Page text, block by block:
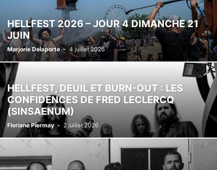
HELLFEST 2026 – JOUR 4 DIMANCHE 21
JUIN
Marjorie Delaporte - 4 juillet 2026
HELLFEST, DEUIL ET BURN-OUT : LES
CONFIDENCES DE FRED LECLERCQ
(SINSAENUM)
Floriane Piermay - 2 juillet 2026